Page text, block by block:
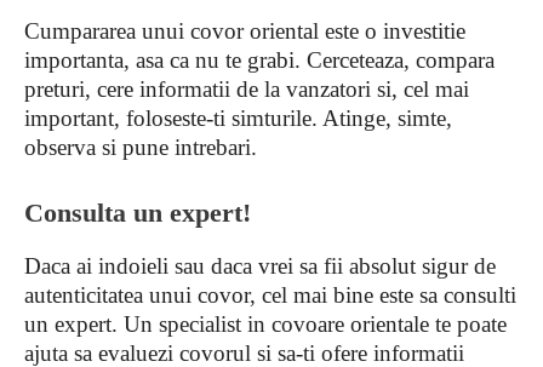
Cumpararea unui covor oriental este o investitie
importanta, asa ca nu te grabi. Cerceteaza, compara
preturi, cere informatii de la vanzatori si, cel mai
important, foloseste-ti simturile. Atinge, simte,
observa si pune intrebari.
Consulta un expert!
Daca ai indoieli sau daca vrei sa fii absolut sigur de
autenticitatea unui covor, cel mai bine este sa consulti
un expert. Un specialist in covoare orientale te poate
ajuta sa evaluezi covorul si sa-ti ofere informatii